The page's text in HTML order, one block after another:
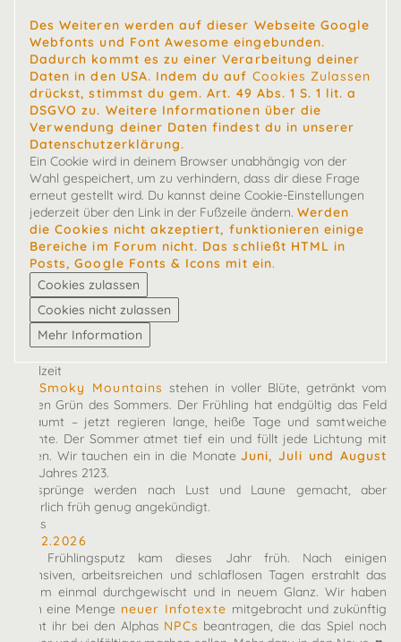
Des Weiteren werden auf dieser Webseite Google
Webfonts und Font Awesome eingebunden.
Dadurch kommt es zu einer Verarbeitung deiner
Daten in den USA. Indem du auf Cookies Zulassen
drückst, stimmst du gem. Art. 49 Abs. 1 S. 1 lit. a
DSGVO zu. Weitere Informationen über die
Verwendung deiner Daten findest du in unserer
Datenschutzerklärung.
Ein Cookie wird in deinem Browser unabhängig von der
Wahl gespeichert, um zu verhindern, dass dir diese Frage
erneut gestellt wird. Du kannst deine Cookie-Einstellungen
jederzeit über den Link in der Fußzeile ändern. Werden
die Cookies nicht akzeptiert, funktionieren einige
Bereiche im Forum nicht. Das schließt HTML in
Posts, Google Fonts & Icons mit ein.
Spielzeit
DieSmoky Mountains stehen in voller Blüte, getränkt vom
satten Grün des Sommers. Der Frühling hat endgültig das Feld
geräumt – jetzt regieren lange, heiße Tage und samtweiche
Nächte. Der Sommer atmet tief ein und füllt jede Lichtung mit
Leben. Wir tauchen ein in die MonateJuni, Juli und August
des Jahres 2123.
Zeitsprünge werden nach Lust und Laune gemacht, aber
natürlich früh genug angekündigt.
News
10.02.2026
Der Frühlingsputz kam dieses Jahr früh. Nach einigen
intensiven, arbeitsreichen und schlaflosen Tagen erstrahlt das
Forum einmal durchgewischt und in neuem Glanz. Wir haben
euch eine Menge neuer Infotexte mitgebracht und zukünftig
könnt ihr bei den Alphas NPCs beantragen, die das Spiel noch